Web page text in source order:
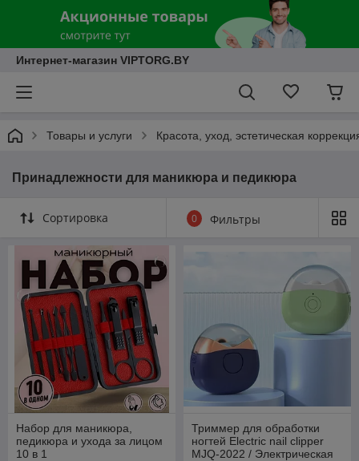
Интернет-магазин VIPTORG.BY
Товары и услуги Красота, уход, эстетическая
Принадлежности для маникюра и педикюра
Сортировка 0 Фильтры
Набор для маникюра,
педикюра и ухода за лицом
10 в 1
Триммер для обработки
ногтей Electric nail clipper
MJQ-2022 / Электрическая